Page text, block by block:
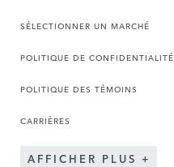
SÉLECTIONNER UN MARCHÉ
POLITIQUE DE CONFIDENTIALITÉ
POLITIQUE DES TÉMOINS
CARRIÈRES
AFFICHER PLUS